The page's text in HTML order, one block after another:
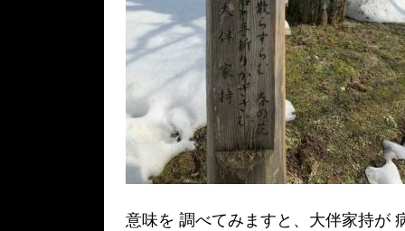
意味を 調べてみますと、大伴家持が